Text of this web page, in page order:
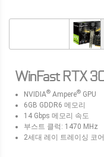
WinFast RTX
NVIDIA® Ampere® GPU
6GB GDDR6 메모리
14 Gbps 메모리 속도
부스트 클럭: 1470 MHz
2세대 레이 트레이싱 코어